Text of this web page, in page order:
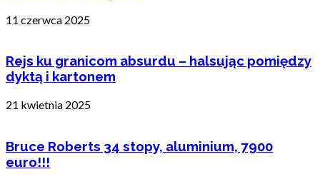
11 czerwca 2025
Rejs ku granicom absurdu – halsując pomiędzy
dyktą i kartonem
21 kwietnia 2025
Bruce Roberts 34 stopy, aluminium, 7900
euro!!!